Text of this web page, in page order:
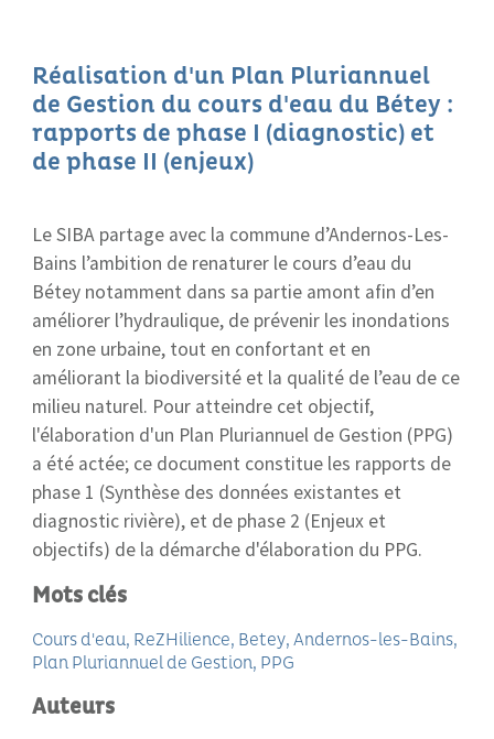
Réalisation d'un Plan Pluriannuel
de Gestion du cours d'eau du Bétey :
rapports de phase I (diagnostic) et
de phase II (enjeux)
Le SIBA partage avec la commune d’Andernos-Les-
Bains l’ambition de renaturer le cours d’eau du
Bétey notamment dans sa partie amont afin d’en
améliorer l’hydraulique, de prévenir les inondations
en zone urbaine, tout en confortant et en
améliorant la biodiversité et la qualité de l’eau de ce
milieu naturel. Pour atteindre cet objectif,
l'élaboration d'un Plan Pluriannuel de Gestion (PPG)
a été actée; ce document constitue les rapports de
phase 1 (Synthèse des données existantes et
diagnostic rivière), et de phase 2 (Enjeux et
objectifs) de la démarche d'élaboration du PPG.
Mots clés
Cours d'eau ReZHilience Betey Andernos-les-Bains
Plan Pluriannuel de Gestion PPG
Auteurs